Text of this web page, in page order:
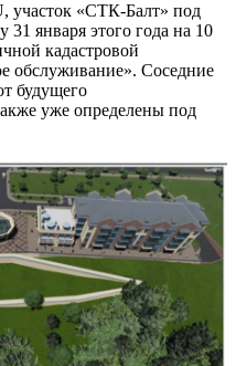
участок «СТК-Балт» под
31 января этого года на 10
кадастровой
обслуживание». Соседние
будущего
уже определены под